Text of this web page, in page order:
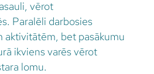
vērot
Paralēli darbosies
aktivitātēm, bet pasākumu
ikviens varēs vērot
lomu.